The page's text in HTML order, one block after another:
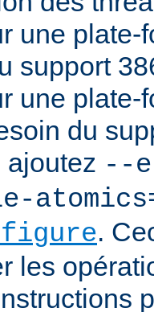
une plate-
support
une plate-
du
ajoutez --
.
les